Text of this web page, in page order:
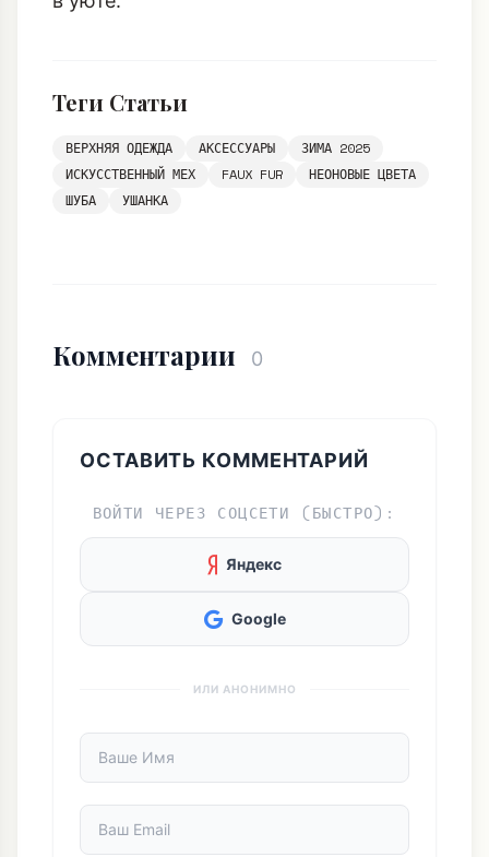
Теги Статьи
ВЕРХНЯЯ ОДЕЖДА АКСЕССУАРЫ
ЗИМА 2025
ИСКУССТВЕННЫЙ МЕХ
FAUX FUR
НЕОНОВЫЕ ЦВЕТА
ШУБА
УШАНКА
Комментарии 0
ОСТАВИТЬ КОММЕНТАРИЙ
ВОЙТИ ЧЕРЕЗ СОЦСЕТИ (БЫСТРО):
Яндекс
Google
ИЛИ АНОНИМНО